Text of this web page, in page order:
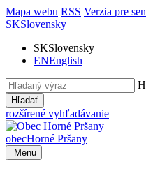
Mapa webu RSS Verzia pre
SKSlovensky
SKSlovensky
ENEnglish
Hľadať
rozšírené vyhľadávanie
obecHorné Pršany
Menu